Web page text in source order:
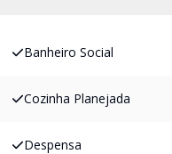
Banheiro Social
Cozinha Planejada
Despensa